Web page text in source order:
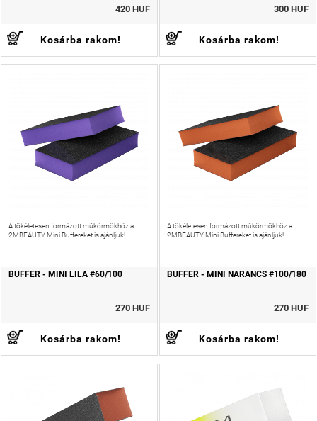
420 HUF
Kosárba rakom!
300 HUF
Kosárba rakom!
A tökéletesen formázott műkörmökhöz a
2MBEAUTY Mini Buffereket is ajánljuk!
BUFFER - MINI LILA #60/100
270 HUF
Kosárba rakom!
A tökéletesen formázott műkörmökhöz a
2MBEAUTY Mini Buffereket is ajánljuk!
BUFFER - MINI NARANCS #100/180
270 HUF
Kosárba rakom!